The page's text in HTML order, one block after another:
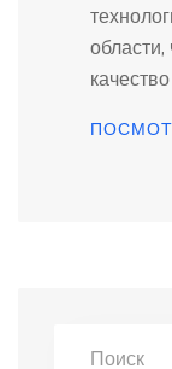
области,